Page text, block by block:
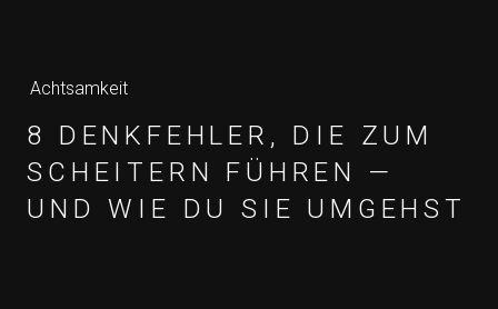
Achtsamkeit
8 DENKFEHLER, DIE ZUM
SCHEITERN FÜHREN —
UND WIE DU SIE UMGEHST